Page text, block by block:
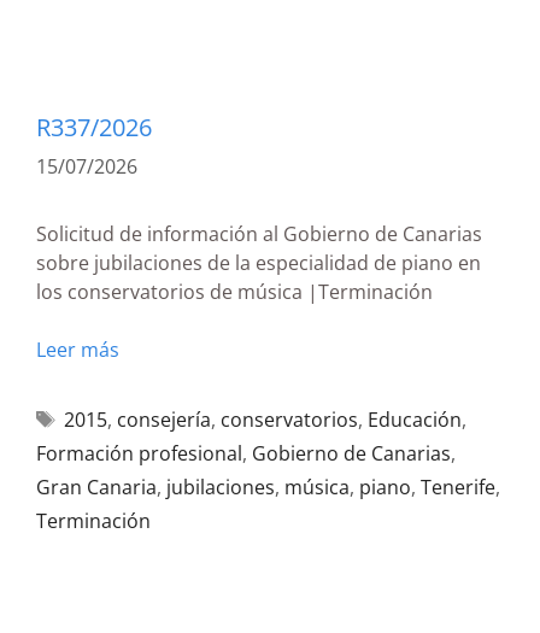
R337/2026
15/07/2026
Solicitud de información al Gobierno de Canarias
sobre jubilaciones de la especialidad de piano en
los conservatorios de música |Terminación
Leer más
2015, consejería, conservatorios, Educación,
Formación profesional, Gobierno de Canarias,
Gran Canaria, jubilaciones, música, piano, Tenerife,
Terminación